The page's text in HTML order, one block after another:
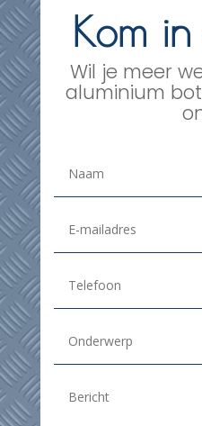
Kom
Wil je meer
aluminium